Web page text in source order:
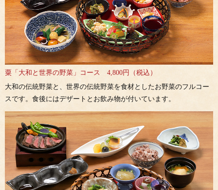
粟「大和と世界の野菜」コース 4,800円（税込）
大和の伝統野菜と、世界の伝統野菜を食材としたお野菜のフルコー
スです。食後にはデザートとお飲み物が付いています。